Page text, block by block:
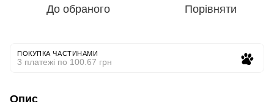
До обраного Порівняти
ПОКУПКА ЧАСТИНАМИ
3 платежі по 100.67 грн
Опис